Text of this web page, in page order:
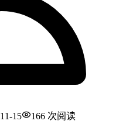
15 166 次阅读